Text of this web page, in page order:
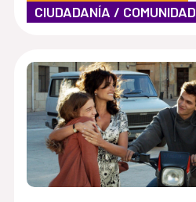
CIUDADANÍA / COMUNIDAD